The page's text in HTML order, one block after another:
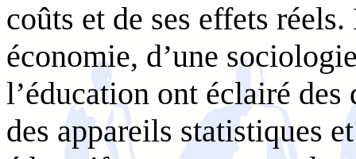
coûts et de ses effets
économie, d’une
l’éducation ont éclairé
des appareils statistiques